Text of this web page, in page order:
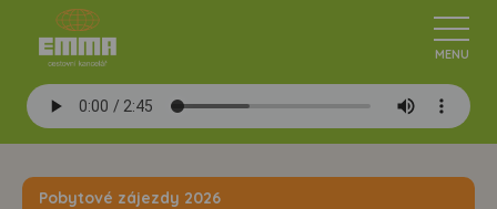
Pobytové zájezdy 2026